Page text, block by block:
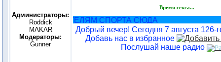
Администраторы:
Roddick
MAKAR
Модераторы:
Gunner
Время секса...
ВСЕМ ЛЮБИТЕЛЯМ СПОРТА СЮДА
Добрый вечер! Сегодня 7 августа 126-
Добавь нас в избранное
Послушай наше радио